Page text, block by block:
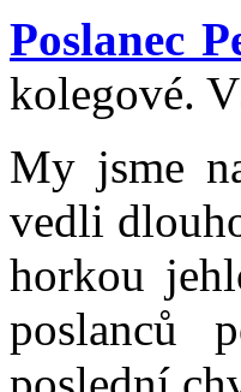
Poslanec
kolegové.
My jsme
vedli
horkou
poslanců